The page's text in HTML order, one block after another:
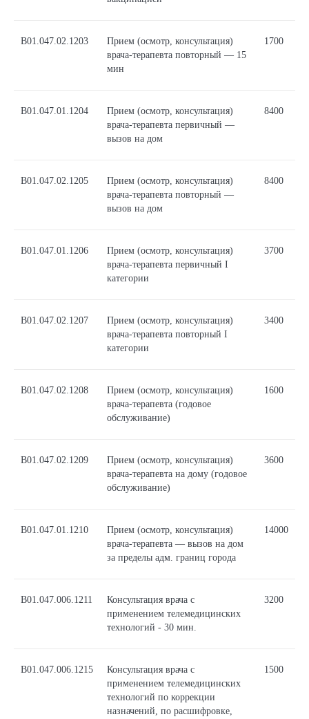
В01.047.02.1203
Прием (осмотр, консультация)
врача-терапевта повторный — 15
мин
1700
В01.047.01.1204
Прием (осмотр, консультация)
врача-терапевта первичный —
вызов на дом
8400
В01.047.02.1205
Прием (осмотр, консультация)
врача-терапевта повторный —
вызов на дом
8400
В01.047.01.1206
Прием (осмотр, консультация)
врача-терапевта первичный I
категории
3700
В01.047.02.1207
Прием (осмотр, консультация)
врача-терапевта повторный I
категории
3400
В01.047.02.1208
Прием (осмотр, консультация)
врача-терапевта (годовое
обслуживание)
1600
В01.047.02.1209
Прием (осмотр, консультация)
врача-терапевта на дому (годовое
обслуживание)
3600
В01.047.01.1210
Прием (осмотр, консультация)
врача-терапевта — вызов на дом
за пределы адм. границ города
14000
B01.047.006.1211
Консультация врача с
применением телемедицинских
технологий - 30 мин.
3200
В01.047.006.1215
Консультация врача с
применением телемедицинских
технологий по коррекции
назначений, по расшифровке,
1500